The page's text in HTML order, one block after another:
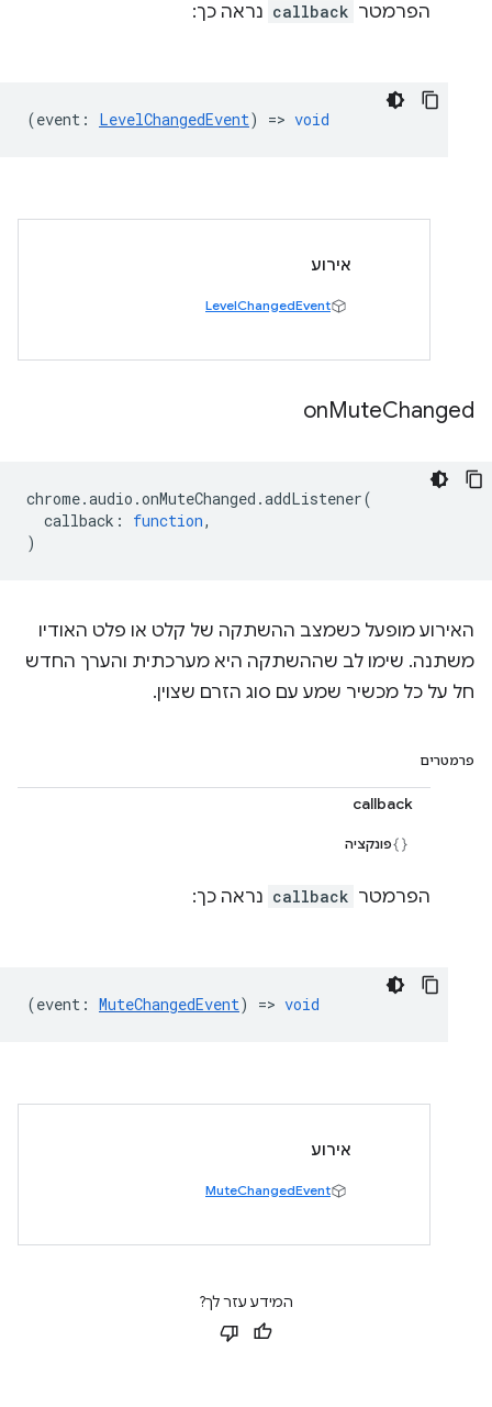
הפרמטר callback נראה כך:
(event : LevelChangedEvent) => void
אירוע
LevelChangedEvent
onMuteChanged
chrome.audio .onMuteChanged .addListener(
callback : function,
)
האירוע מופעל כשמצב ההשתקה של קלט או פלט האודיו
משתנה. שימו לב שההשתקה היא מערכתית והערך החדש
חל על כל מכשיר שמע עם סוג הזרם שצוין.
פרמטרים
callback
פונקציה
הפרמטר callback נראה כך:
(event : MuteChangedEvent) => void
אירוע
MuteChangedEvent
המידע עזר לך?